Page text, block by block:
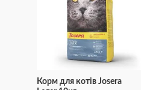
Корм для котів Josera